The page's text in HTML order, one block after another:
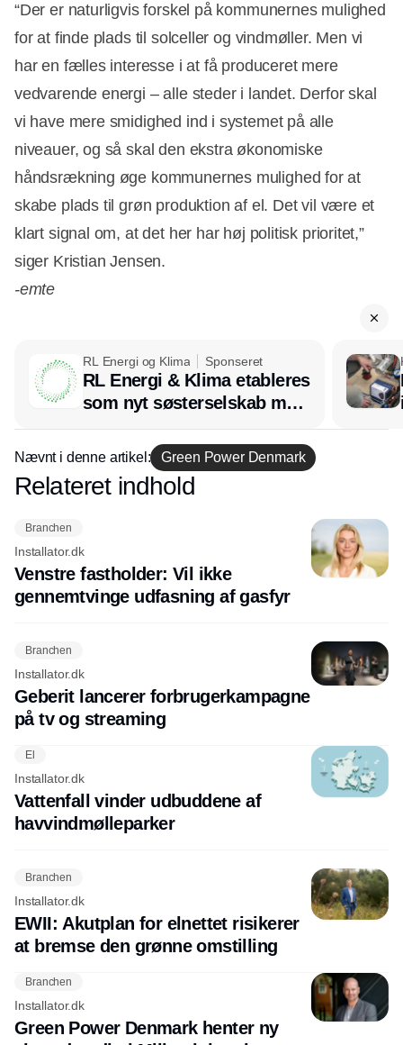
“Der er naturligvis forskel på kommunernes mulighed
for at finde plads til solceller og vindmøller. Men vi
har en fælles interesse i at få produceret mere
vedvarende energi – alle steder i landet. Derfor skal
vi have mere smidighed ind i systemet på alle
niveauer, og så skal den ekstra økonomiske
håndsrækning øge kommunernes mulighed for at
skabe plads til grøn produktion af el. Det vil være et
klart signal om, at det her har høj politisk prioritet,”
siger Kristian Jensen.
-emte
RL Energi og Klima Sponseret
RL Energi & Klima etableres
som nyt søsterselskab med
afsæt i RL Ventilation
Nævnt i denne artikel: Green Power Denmark
Annonce
Relateret indhold
Branchen
Installator.dk
Venstre fastholder: Vil ikke
gennemtvinge udfasning af gasfyr
Branchen
Installator.dk
Geberit lancerer forbrugerkampagne
på tv og streaming
El
Installator.dk
Vattenfall vinder udbuddene af
havvindmølleparker
Branchen
Installator.dk
EWII: Akutplan for elnettet risikerer
at bremse den grønne omstilling
Branchen
Installator.dk
Green Power Denmark henter ny